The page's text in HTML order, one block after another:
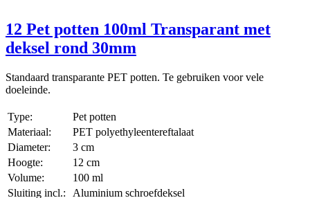
12 Pet potten 100ml Transparant met
deksel rond 30mm
Standaard transparante PET potten. Te gebruiken voor vele
doeleinde.
Type:
Pet potten
Materiaal:
PET polyethyleentereftalaat
Diameter:
3 cm
Hoogte:
12 cm
Volume:
100 ml
Sluiting incl.:
Aluminium schroefdeksel